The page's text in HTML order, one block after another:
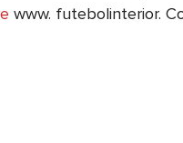
www. futebolinterior.